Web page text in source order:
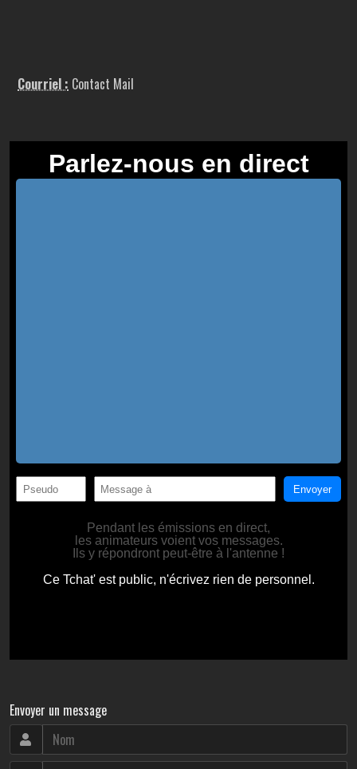
Courriel : Contact Mail
Envoyer un message